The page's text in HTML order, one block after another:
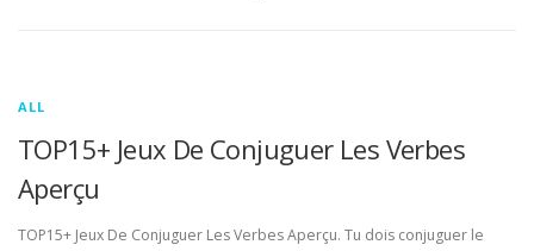
ALL
TOP15+ Jeux De Conjuguer Les Verbes
Aperçu
TOP15+ Jeux De Conjuguer Les Verbes Aperçu. Tu dois conjuguer le